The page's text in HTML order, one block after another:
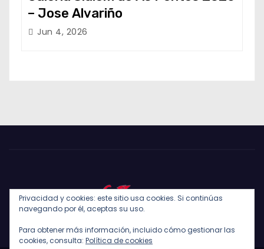
– Jose Alvariño
Jun 4, 2026
Privacidad y cookies: este sitio usa cookies. Si continúas
navegando por él, aceptas su uso.
Para obtener más información, incluido cómo gestionar las
cookies, consulta: Política de cookies